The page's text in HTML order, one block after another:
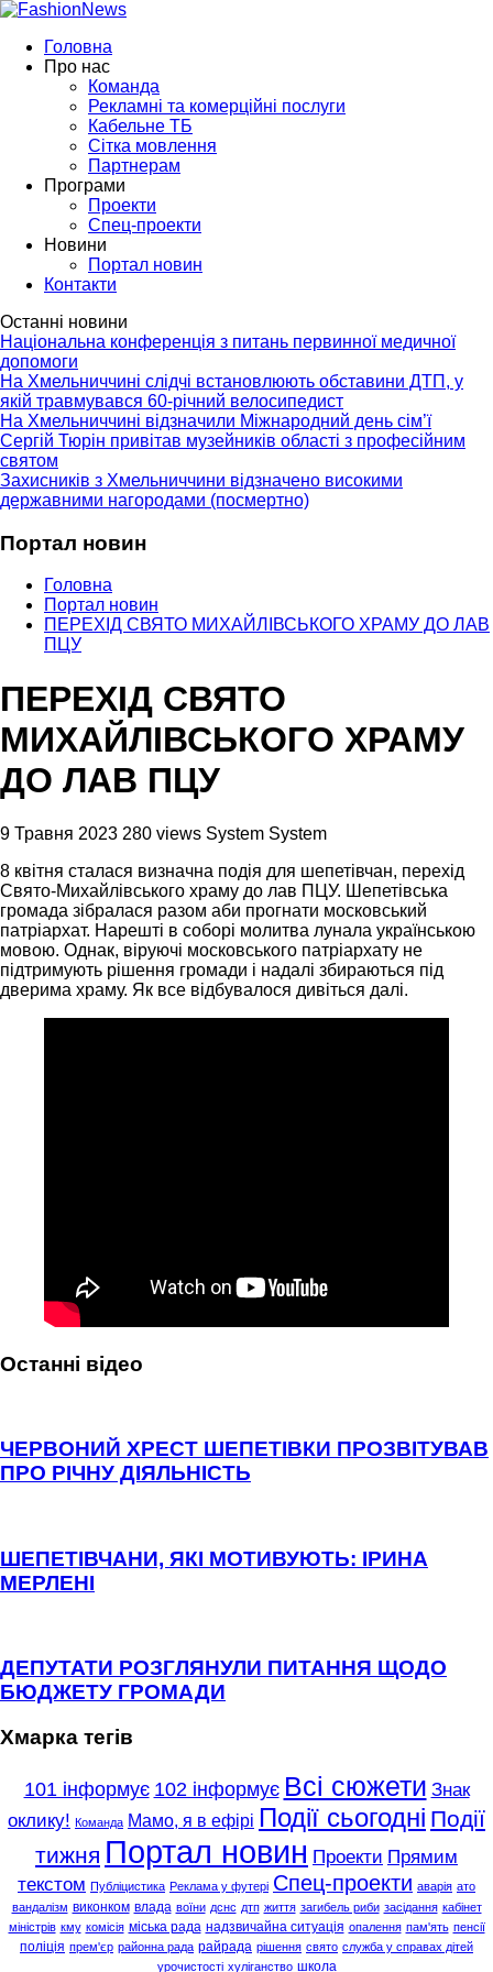
Головна
Про нас
Команда
Рекламні та комерційні послуги
Кабельне ТБ
Сітка мовлення
Партнерам
Програми
Проекти
Спец-проекти
Новини
Портал новин
Контакти
Останні новини
Національна конференція з питань первинної медичної
допомоги
На Хмельниччині слідчі встановлюють обставини ДТП, у
якій травмувався 60-річний велосипедист
На Хмельниччині відзначили Міжнародний день сім’ї
Сергій Тюрін привітав музейників області з професійним
святом
Захисників з Хмельниччини відзначено високими
державними нагородами (посмертно)
Портал новин
Головна
Портал новин
ПЕРЕХІД СВЯТО МИХАЙЛІВСЬКОГО ХРАМУ ДО ЛАВ
ПЦУ
ПЕРЕХІД СВЯТО
МИХАЙЛІВСЬКОГО ХРАМУ
ДО ЛАВ ПЦУ
9 Травня 2023 280 views System System
8 квітня сталася визначна подія для шепетівчан, перехід
Свято-Михайлівського храму до лав ПЦУ. Шепетівська
громада зібралася разом аби прогнати московський
патріархат. Нарешті в соборі молитва лунала українською
мовою. Однак, віруючі московського патріархату не
підтримують рішення громади і надалі збираються під
дверима храму. Як все відбувалося дивіться далі.
Останні відео
ЧЕРВОНИЙ ХРЕСТ ШЕПЕТІВКИ ПРОЗВІТУВАВ
ПРО РІЧНУ ДІЯЛЬНІСТЬ
ШЕПЕТІВЧАНИ, ЯКІ МОТИВУЮТЬ: ІРИНА
МЕРЛЕНІ
ДЕПУТАТИ РОЗГЛЯНУЛИ ПИТАННЯ ЩОДО
БЮДЖЕТУ ГРОМАДИ
Хмарка тегів
101 інформує 102 інформує Всі сюжети Знак
оклику! Команда Мамо, я в ефірі Події сьогодні Події
тижня Портал новин Проекти Прямим
текстом Публіцистика Реклама у футері Спец-проекти аварія ато
вандалізм виконком влада воїни дснс дтп життя загибель риби засідання кабінет
міністрів кму комісія міська рада надзвичайна ситуація опалення пам'ять пенсії
поліція прем'єр районна рада райрада рішення свято служба у справах дітей
урочистості хуліганство школа